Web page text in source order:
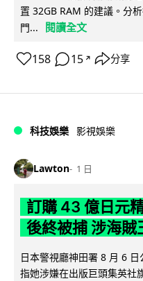
置 32GB RAM 的建議。分
門...
閱讀全文
158 15 ↗ 分享
科技娛樂 影視娛樂
Lawton 1 日
訂購 43 億日元
後終被捕 涉海
日本警視廳神田署 8 月 6
指她涉嫌在出版巨頭集英社